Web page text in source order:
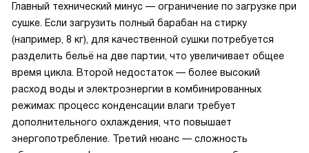
Главный технический минус — ограничение по загрузке при
сушке. Если загрузить полный барабан на стирку
(например, 8 кг), для качественной сушки потребуется
разделить бельё на две партии, что увеличивает общее
время цикла. Второй недостаток — более высокий
расход воды и электроэнергии в комбинированных
режимах: процесс конденсации влаги требует
дополнительного охлаждения, что повышает
энергопотребление. Третий нюанс — сложность